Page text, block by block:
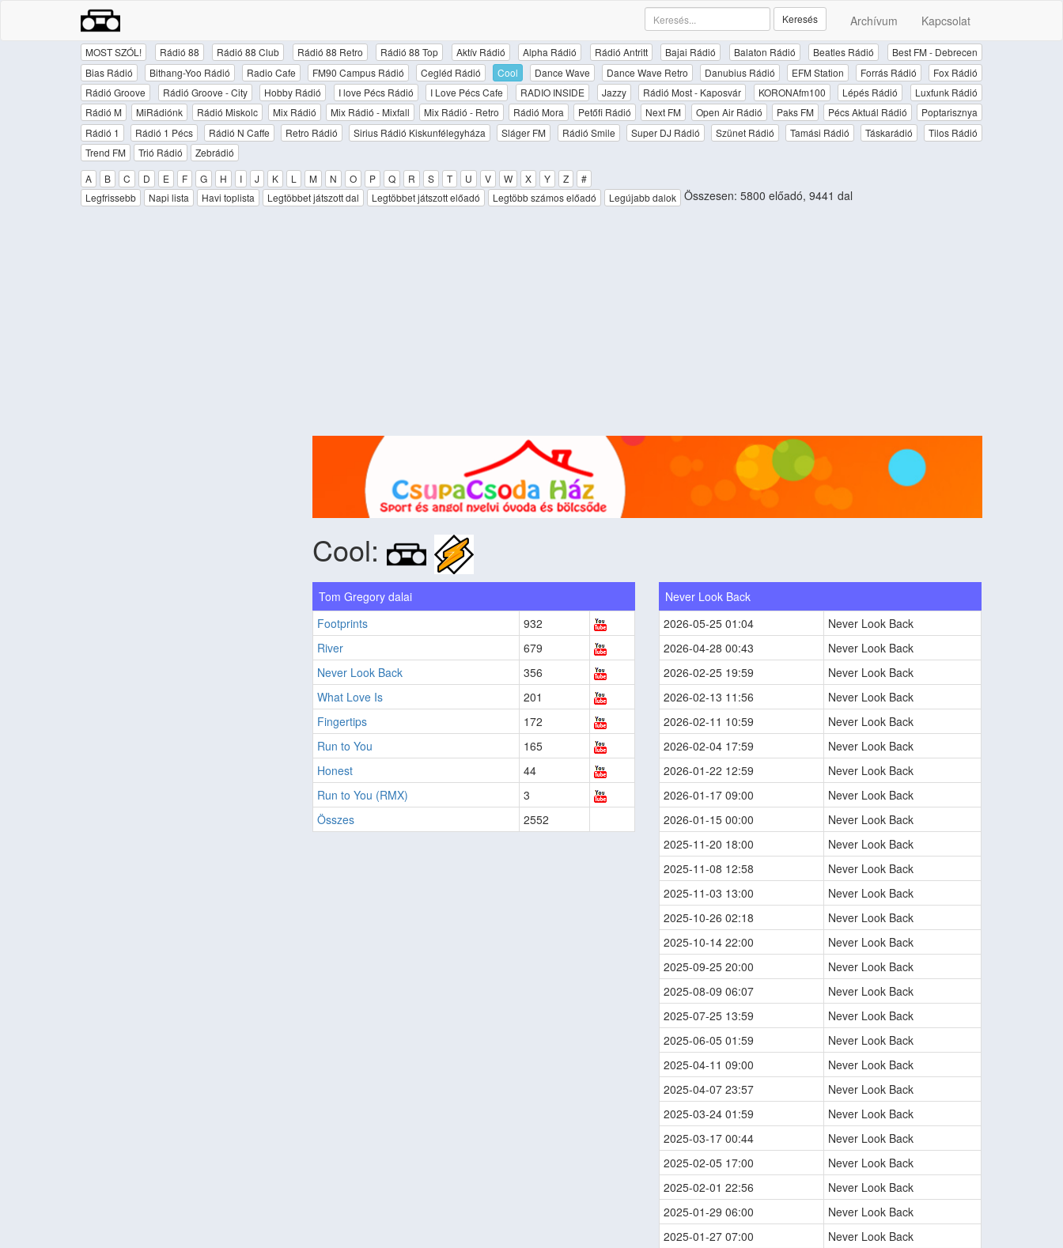
Archívum Kapcsolat
Keresés
MOST SZÓL! Rádió 88 Rádió 88 Club Rádió 88 Retro Rádió 88 Top Aktív Rádió Alpha Rádió Rádió Antritt Bajai Rádió Balaton Rádió Beatles Rádió
Best FM - Debrecen
Bias Rádió
Bithang-Yoo Rádió Radio Cafe FM90 Campus Rádió Cegléd Rádió Cool Dance Wave Dance Wave Retro Danubius Rádió EFM Station Forrás Rádió
Fox Rádió
Rádió Groove
Rádió Groove - City Hobby Rádió I love Pécs Rádió I Love Pécs Cafe RADIO INSIDE Jazzy Rádió Most - Kaposvár KORONAfm100 Lépés Rádió
Luxfunk Rádió
Rádió M
MiRádiónk Rádió Miskolc Mix Rádió Mix Rádió - Mixfall Mix Rádió - Retro Rádió Mora Petőfi Rádió Next FM Open Air Rádió Paks FM Pécs Aktuál Rádió
Poptarisznya
Rádió 1
Rádió 1 Pécs Rádió N Caffe Retro Rádió Sirius Rádió Kiskunfélegyháza Sláger FM Rádió Smile Super DJ Rádió Szünet Rádió Tamási Rádió Táskarádió
Tilos Rádió
Trend FM
Trió Rádió
Zebrádió
A
B C D E F G H I J K L M N O P Q R S T U V W X Y Z
#
Legfrissebb
Napi lista Havi toplista Legtöbbet játszott dal Legtöbbet játszott előadó Legtöbb számos előadó Legújabb dalok Összesen: 5800 előadó, 9441 dal
Cool:
Tom Gregory dalai
Footprints
932
River
679
Never Look Back
356
What Love Is
201
Fingertips
172
Run to You
165
Honest
44
Run to You (RMX)
3
Összes
2552
Never Look Back
2026-05-25 01:04
Never Look Back
2026-04-28 00:43
Never Look Back
2026-02-25 19:59
Never Look Back
2026-02-13 11:56
Never Look Back
2026-02-11 10:59
Never Look Back
2026-02-04 17:59
Never Look Back
2026-01-22 12:59
Never Look Back
2026-01-17 09:00
Never Look Back
2026-01-15 00:00
Never Look Back
2025-11-20 18:00
Never Look Back
2025-11-08 12:58
Never Look Back
2025-11-03 13:00
Never Look Back
2025-10-26 02:18
Never Look Back
2025-10-14 22:00
Never Look Back
2025-09-25 20:00
Never Look Back
2025-08-09 06:07
Never Look Back
2025-07-25 13:59
Never Look Back
2025-06-05 01:59
Never Look Back
2025-04-11 09:00
Never Look Back
2025-04-07 23:57
Never Look Back
2025-03-24 01:59
Never Look Back
2025-03-17 00:44
Never Look Back
2025-02-05 17:00
Never Look Back
2025-02-01 22:56
Never Look Back
2025-01-29 06:00
Never Look Back
2025-01-27 07:00
Never Look Back